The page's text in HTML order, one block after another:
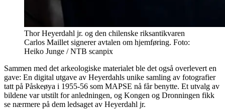
Thor Heyerdahl jr. og den chilenske riksantikvaren
Carlos Maillet signerer avtalen om hjemføring. Foto:
Heiko Junge / NTB scanpix
Sammen med det arkeologiske materialet ble det også overlevert en
gave: En digital utgave av Heyerdahls unike samling av fotografier
tatt på Påskeøya i 1955-56 som MAPSE nå får benytte. Et utvalg av
bildene var utstilt for anledningen, og Kongen og Dronningen fikk
se nærmere på dem ledsaget av Heyerdahl jr.